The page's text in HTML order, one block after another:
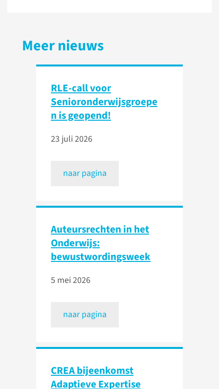
Meer nieuws
RLE-call voor
Senioronderwijsgroepe
n is geopend!
23 juli 2026
naar pagina
Auteursrechten in het
Onderwijs:
bewustwordingsweek
5 mei 2026
naar pagina
CREA bijeenkomst
Adaptieve Expertise